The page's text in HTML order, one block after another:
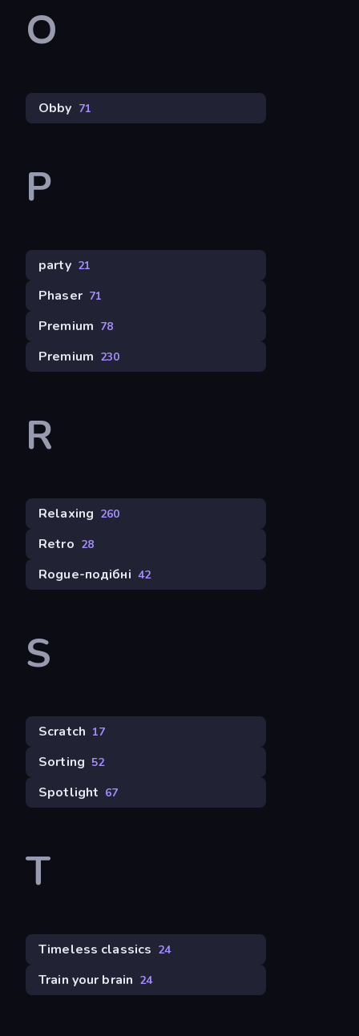
O
Obby 71
P
party 21
Phaser 71
Premium 78
Premium 230
R
Relaxing 260
Retro 28
Rogue-подібні 42
S
Scratch 17
Sorting 52
Spotlight 67
T
Timeless classics 24
Train your brain 24